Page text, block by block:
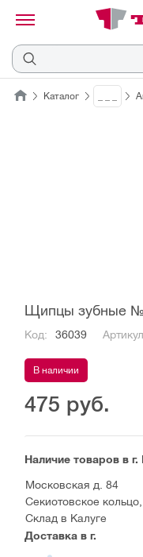
Отмена
Каталог
Щипцы зубные
Код: 36039
В наличии
475 руб.
Наличие товаров в г.
Московская д. 84
Секиотовское
Склад в Калуге
Доставка в г.